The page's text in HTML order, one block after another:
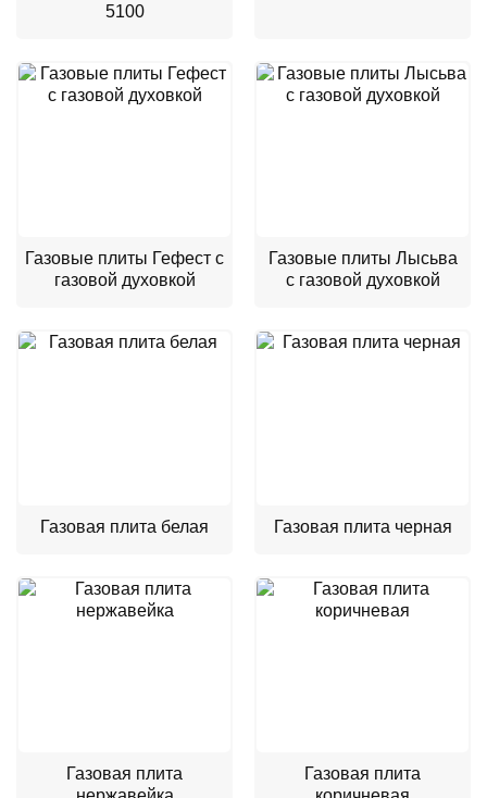
5100
Газовые плиты Гефест с
газовой духовкой
Газовые плиты Лысьва
с газовой духовкой
Газовая плита белая Газовая плита черная
Газовая плита
Газовая плита